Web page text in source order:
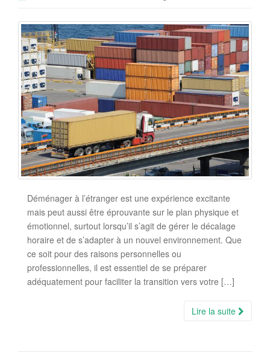
Déménager à l’étranger est une expérience excitante
mais peut aussi être éprouvante sur le plan physique et
émotionnel, surtout lorsqu’il s’agit de gérer le décalage
horaire et de s’adapter à un nouvel environnement. Que
ce soit pour des raisons personnelles ou
professionnelles, il est essentiel de se préparer
adéquatement pour faciliter la transition vers votre […]
Lire la suite